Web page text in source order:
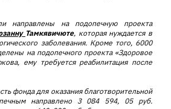
направлены на подопечную проекта
Тамкявичюте, которая нуждается в
заболевания. Кроме того, 6000
на подопечного проекта «Здоровое
, ему требуется реабилитация после
фонда дляоказания благотворительной
направлено 3 084 594, 05 руб.